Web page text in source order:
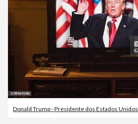
Donald Trump - Presidente dos Estados Unidos